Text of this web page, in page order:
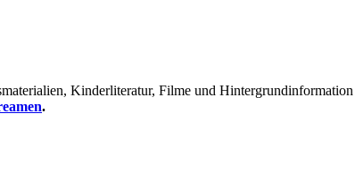
Kinderliteratur, Filme und
.